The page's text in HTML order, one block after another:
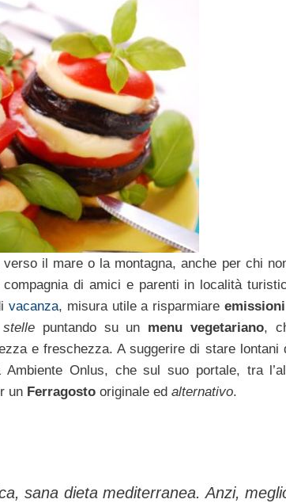
il mare o la montagna, anche per chi
di amici e parenti in località
vacanza, misura utile a risparmiare emissioni
puntando su un menu vegetariano,
e freschezza. A suggerire di stare lontani
Onlus, che sul suo portale, tra
un Ferragosto originale ed alternativo.
sana dieta mediterranea. Anzi,